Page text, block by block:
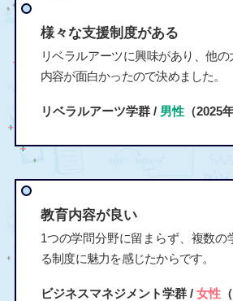
様々な支援制度がある
リベラルアーツに興味があり、他
内容が面白かったので決めました。
リベラルアーツ学群 / 男性（2025
教育内容が良い
1つの学問分野に留まらず、複数の
る制度に魅力を感じたからです。
ビジネスマネジメント学群 / 女性